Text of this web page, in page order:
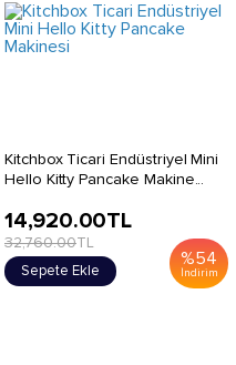
Kitchbox Ticari Endüstriyel Mini
Hello Kitty Pancake Makine...
%54
İndirim
14,920.00TL
32,760.00TL
Sepete Ekle